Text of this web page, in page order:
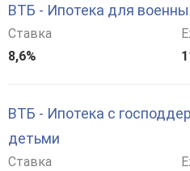
ВТБ - Ипотека для
Ставка
8,6%
ВТБ - Ипотека с
детьми
Ставка